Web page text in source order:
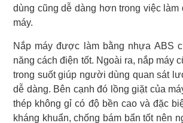
dùng cũng dễ dàng hơn trong việc làm
máy.
Nắp máy được làm bằng nhựa ABS
năng cách điện tốt. Ngoài ra, nắp máy
trong suốt giúp người dùng quan sát
dễ dàng. Bên cạnh đó lồng giặt của
thép không gỉ có độ bền cao và đặc
kháng khuẩn, chống bám bẩn tốt nên